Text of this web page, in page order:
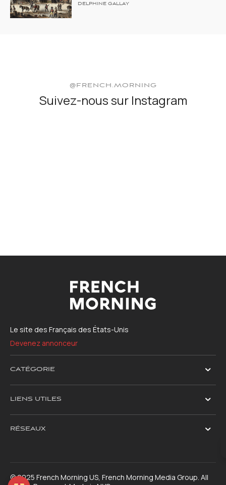
DELPHINE GALLAY
@FRENCH.MORNING
Suivez-nous sur Instagram
Le site des Français des États-Unis
Devenez annonceur
CATÉGORIE
LIENS UTILES
RÉSEAUX
© 2025 French Morning US, French Morning Media Group. All